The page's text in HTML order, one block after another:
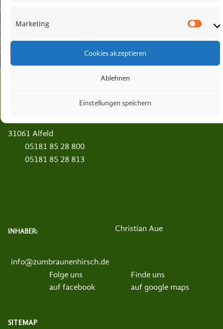
Marketing
Cookies akzeptieren
Ablehnen
Einstellungen speichern
Landgasthaus Zum braunen Hirsch
31061 Alfeld
05181 85 28 800
05181 85 28 813
INHABER: Christian Aue
info@zumbraunenhirsch.de
Folge uns
auf facebook
Finde uns
auf google maps
SITEMAP